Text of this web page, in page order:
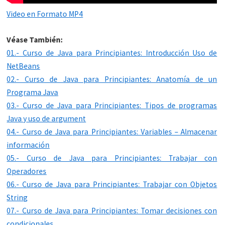
Video en Formato MP4
Véase También:
01.- Curso de Java para Principiantes: Introducción Uso de
NetBeans
02.- Curso de Java para Principiantes: Anatomía de un
Programa Java
03.- Curso de Java para Principiantes: Tipos de programas
Java y uso de argument
04.- Curso de Java para Principiantes: Variables – Almacenar
información
05.- Curso de Java para Principiantes: Trabajar con
Operadores
06.- Curso de Java para Principiantes: Trabajar con Objetos
String
07.- Curso de Java para Principiantes: Tomar decisiones con